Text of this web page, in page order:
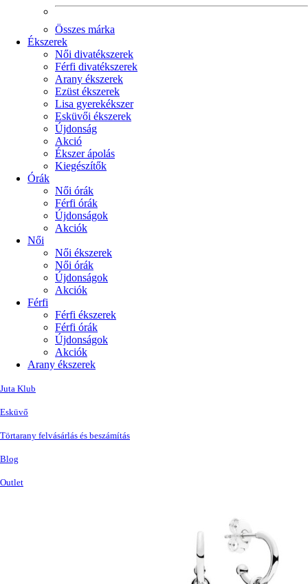
Összes márka
Ékszerek
Női divatékszerek
Férfi divatékszerek
Arany ékszerek
Ezüst ékszerek
Lisa gyerekékszer
Esküvői ékszerek
Újdonság
Akció
Ékszer ápolás
Kiegészítők
Órák
Női órák
Férfi órák
Újdonságok
Akciók
Női
Női ékszerek
Női órák
Újdonságok
Akciók
Férfi
Férfi ékszerek
Férfi órák
Újdonságok
Akciók
Arany ékszerek
Juta Klub
Esküvő
Törtarany felvásárlás és beszámítás
Blog
Outlet